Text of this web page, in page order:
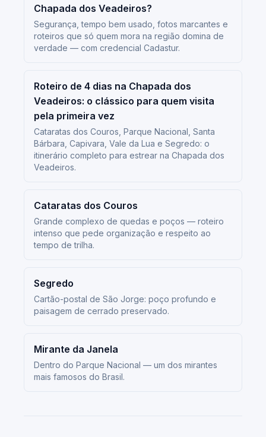
Chapada dos Veadeiros?
Segurança, tempo bem usado, fotos marcantes e
roteiros que só quem mora na região domina de
verdade — com credencial Cadastur.
Roteiro de 4 dias na Chapada dos
Veadeiros: o clássico para quem visita
pela primeira vez
Cataratas dos Couros, Parque Nacional, Santa
Bárbara, Capivara, Vale da Lua e Segredo: o
itinerário completo para estrear na Chapada dos
Veadeiros.
Cataratas dos Couros
Grande complexo de quedas e poços — roteiro
intenso que pede organização e respeito ao
tempo de trilha.
Segredo
Cartão-postal de São Jorge: poço profundo e
paisagem de cerrado preservado.
Mirante da Janela
Dentro do Parque Nacional — um dos mirantes
mais famosos do Brasil.